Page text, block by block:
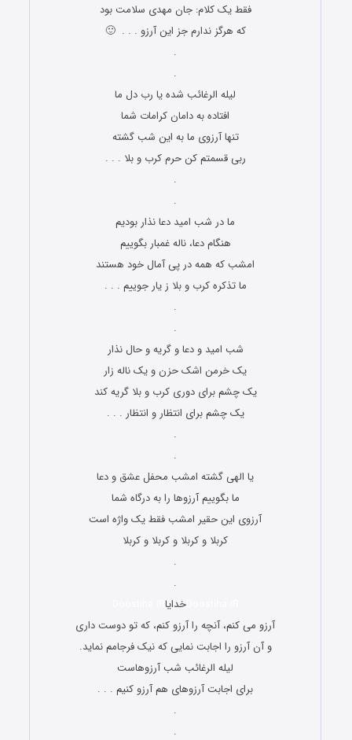
فقط یک کلام: جان مهدی سلامت بود
که هرگز ندارم جز این آرزو . . . 🙂
.
.
لیله الرغائب شده یا رب دل ما
افتاده به دامان کرامات شما
تنها آرزوی ما به این شب گشته
ربی قسمتم کن حرم کرب و بلا . . .
.
.
ما در شب امید دعا نذار بودیم
هنگام دعا، ناله غمبار بگوییم
امشب که همه در پی آمال خود هستند
ما تذکره کرب و بلا ز یار جوییم . . .
.
.
شب امید و دعا و گریه و حال نذار
یک خرمن اشک حزن و یک ناله زار
یک چشم برای دوری کرب و بلا گریه کند
یک چشم برای انتظار و انتظار . . .
.
.
یا الهی گشته امشب محفل عشق و دعا
ما بگوییم آرزوها را به درگاه شما
آرزوی این حقیر امشب فقط یک واژه است
کربلا و کربلا و کربلا و کربلا
.
.
Doostiha.IRخدایا
آرزو می کنم، آنچه را آرزو کنم، که تو دوست داری
و آن آرزو را اجابت نمایی که نیک فرجامم نماید.
لیله الرغائب شب آرزوهاست
برای اجابت آرزوهای هم آرزو کنیم . . .
.
.